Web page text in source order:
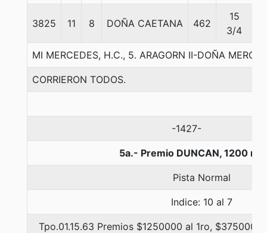
3825 11 8 DOÑA CAETANA 462
15
3/4
MI MERCEDES, H.C., 5. ARAGORN II-DOÑA
CORRIERON TODOS.
-1427-
5a.- Premio DUNCAN, 1200
Pista Normal
Indice: 10 al 7
Tpo.01.15.63 Premios $1250000 al 1ro, $375000